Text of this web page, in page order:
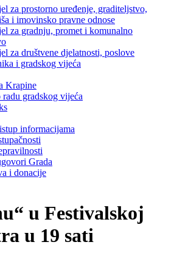
za prostorno uređenje, graditeljstvo,
i imovinsko pravne odnose
za gradnju, promet i komunalno
za društvene djelatnosti, poslove
i gradskog vijeća
Krapine
gradskog vijeća
informacijama
Grada
i donacije
u Festivalskoj
u 19 sati